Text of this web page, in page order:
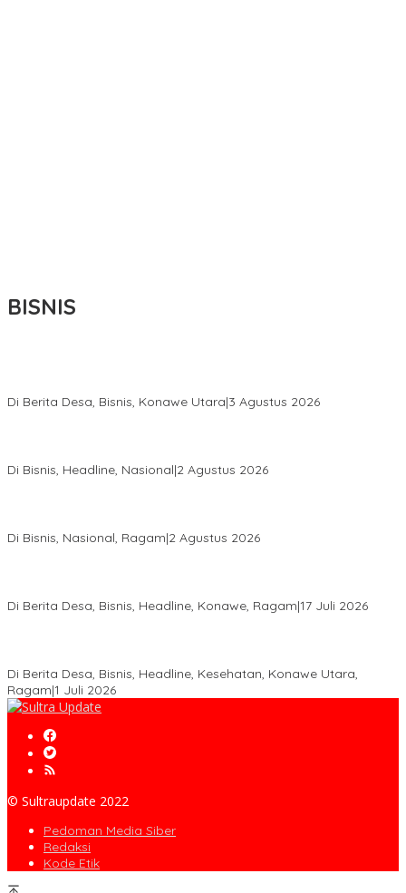
BISNIS
Di Berita Desa, Bisnis, Konawe Utara|3 Agustus 2026
Di Bisnis, Headline, Nasional|2 Agustus 2026
Di Bisnis, Nasional, Ragam|2 Agustus 2026
Di Berita Desa, Bisnis, Headline, Konawe, Ragam|17 Juli 2026
Di Berita Desa, Bisnis, Headline, Kesehatan, Konawe Utara,
Ragam|1 Juli 2026
© Sultraupdate 2022
Pedoman Media Siber
Redaksi
Kode Etik